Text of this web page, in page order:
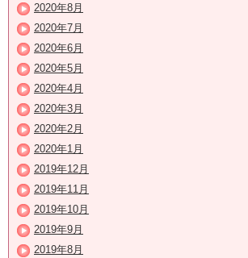
2020年8月
2020年7月
2020年6月
2020年5月
2020年4月
2020年3月
2020年2月
2020年1月
2019年12月
2019年11月
2019年10月
2019年9月
2019年8月